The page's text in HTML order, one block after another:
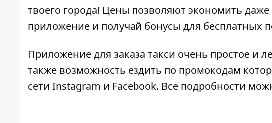
твоего города! Цены позволяют экономить
приложение и получай бонусы для бесплатных
Приложение для заказа такси очень простое и
также возможность ездить по промокодам
сети Instagram и Facebook. Все подробности